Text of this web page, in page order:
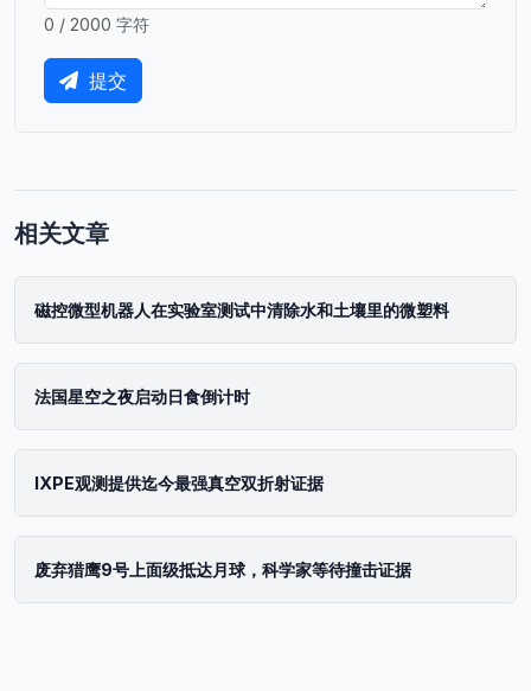
0 / 2000 字符
提交
相关文章
磁控微型机器人在实验室测试中清除水和土壤里的微塑料
法国星空之夜启动日食倒计时
IXPE观测提供迄今最强真空双折射证据
废弃猎鹰9号上面级抵达月球，科学家等待撞击证据